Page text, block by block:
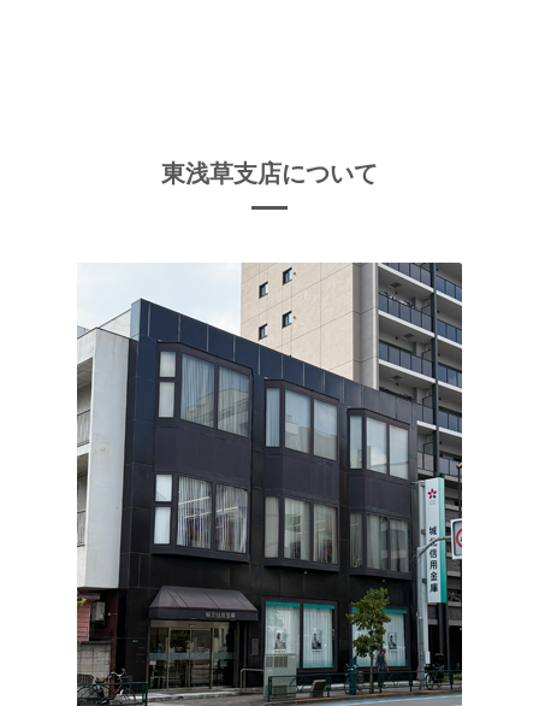
東浅草支店について